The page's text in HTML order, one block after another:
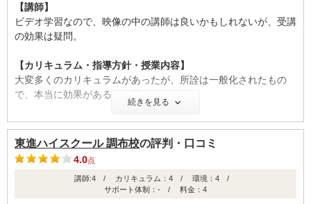
【講師】
ビデオ学習なので、映像の中の講師は良いかもしれないが、受講
の効果は疑問。
【カリキュラム・指導方針・授業内容】
大変多くのカリキュラムがあったが、所詮は一般化されたもの
で、本当に効果があるとは思えない。
【校舎内外の環境について（自習室、交通の便、治安、立地な
ど） 】
駅前の繁華街にあるため、交通には便利だが、落ち着かない環境
だった。常に学生の出入りがあり、ざわざわしている。職員も、
活気がある雰囲気を出すためか、騒々しい。
続きを見る
東進ハイスクール 調布校の評判・口コミ
4.0点
講師:4 / カリキュラム：4 / 環境：4 /
サポート体制：- / 料金：4